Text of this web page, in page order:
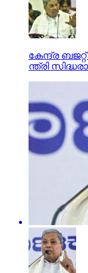
കേ​ന്ദ്ര
ന്ത്രി